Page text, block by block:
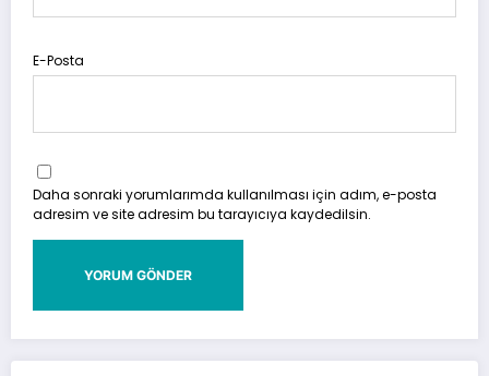
E-Posta
Daha sonraki yorumlarımda kullanılması için adım, e-posta
adresim ve site adresim bu tarayıcıya kaydedilsin.